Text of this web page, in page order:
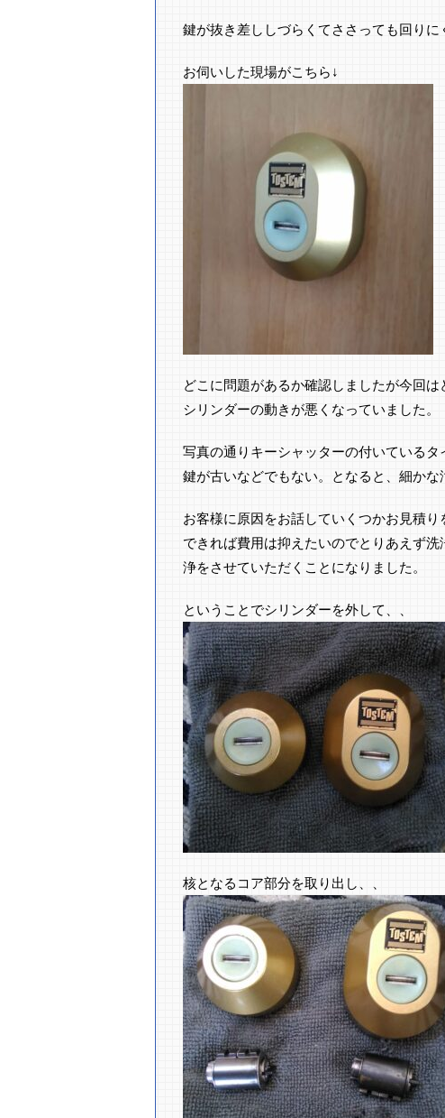
鍵が抜き差ししづらくてささっても回りに
お伺いした現場がこちら↓
どこに問題があるか確認しましたが今回は
シリンダーの動きが悪くなっていました。
写真の通りキーシャッターの付いている
鍵が古いなどでもない。となると、細かな
お客様に原因をお話していくつかお見積り
できれば費用は抑えたいのでとりあえず
浄をさせていただくことになりました。
ということでシリンダーを外して、、
核となるコア部分を取り出し、、